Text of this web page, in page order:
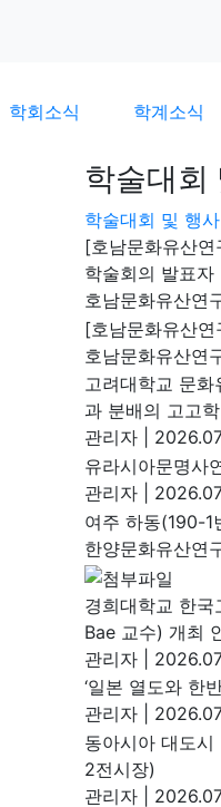
학회소식 학계소식
학술대회
학술대회 및 행사
[호남문화유산
학술회의 발표자
호남문화유산연
[호남문화유산
호남문화유산연
고려대학교 문
과 분배의 고고
관리자
유라시아문명사
관리자
여주 하동(190-1
한양문화유산연
경희대학교 한
Bae 교수) 개최
관리자
‘일본 열도와 한
관리자
동아시아 대도
2전시장)
관리자